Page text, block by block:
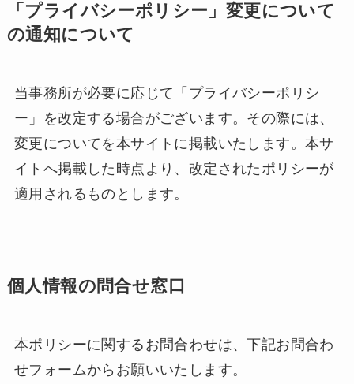
「プライバシーポリシー」変更について
の通知について
当事務所が必要に応じて「プライバシーポリシ
ー」を改定する場合がございます。その際には、
変更についてを本サイトに掲載いたします。本サ
イトへ掲載した時点より、改定されたポリシーが
適用されるものとします。
個人情報の問合せ窓口
本ポリシーに関するお問合わせは、下記お問合わ
せフォームからお願いいたします。